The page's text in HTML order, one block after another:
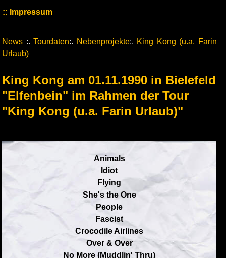
Impressum
News :.Tourdaten:. Nebenprojekte:. King Kong (u.a. Farin
Urlaub)
King Kong am 01.11.1990 in Bielefeld
"Elfenbein" im Rahmen der Tour
"King Kong (u.a. Farin Urlaub)"
Animals
Idiot
Flying
She's the One
People
Fascist
Crocodile Airlines
Over & Over
No More (Muddlin' Thru)